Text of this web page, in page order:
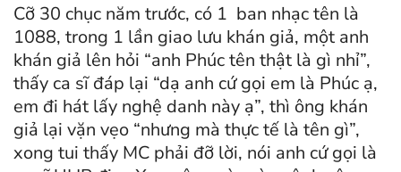
Cỡ 30 chục năm trước, có 1 ban nhạc tên là
1088, trong 1 lần giao lưu khán giả, một anh
khán giả lên hỏi “anh Phúc tên thật là gì nhỉ”,
thấy ca sĩ đáp lại “dạ anh cứ gọi em là Phúc ạ,
em đi hát lấy nghệ danh này ạ”, thì ông khán
giả lại vặn vẹo “nhưng mà thực tế là tên gì”,
xong tui thấy MC phải đỡ lời, nói anh cứ gọi là